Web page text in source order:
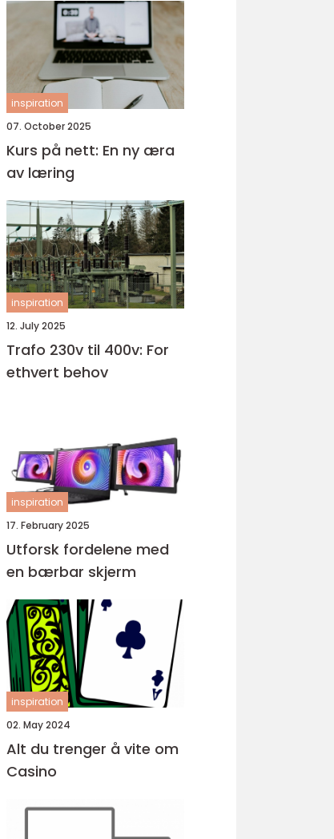
inspiration
07. October 2025
Kurs på nett: En ny æra
av læring
inspiration
12. July 2025
Trafo 230v til 400v: For
ethvert behov
inspiration
17. February 2025
Utforsk fordelene med
en bærbar skjerm
inspiration
02. May 2024
Alt du trenger å vite om
Casino